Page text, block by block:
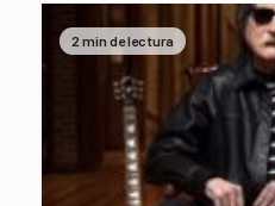
2 min de lectura